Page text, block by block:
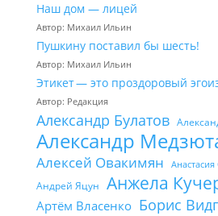
Наш дом — лицей
Автор: Михаил Ильин
Пушкину поставил бы шесть!
Автор: Михаил Ильин
Этикет — это проздоровый
Автор: Редакция
Александр Булатов
Александр
Алексей Овакимян
Андрей Яцун Анжела
Артём Власенко Борис